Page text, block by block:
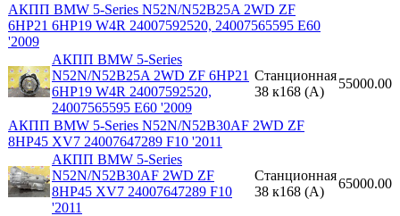
АКПП BMW 5-Series N52N/N52B25A 2WD ZF
6HP21 6HP19 W4R 24007592520, 24007565595 E60
'2009
АКПП BMW 5-Series
N52N/N52B25A 2WD ZF 6HP21
6HP19 W4R 24007592520,
24007565595 E60 '2009
Станционная
38 к168 (A)
55000.00
АКПП BMW 5-Series N52N/N52B30AF 2WD ZF
8HP45 XV7 24007647289 F10 '2011
АКПП BMW 5-Series
N52N/N52B30AF 2WD ZF
8HP45 XV7 24007647289 F10
'2011
Станционная
38 к168 (A)
65000.00